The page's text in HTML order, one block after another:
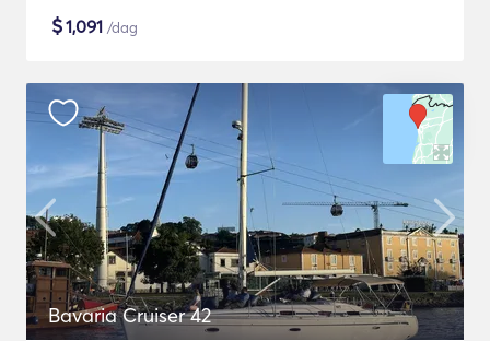
$1,091 /dag
Bavaria Cruiser 42